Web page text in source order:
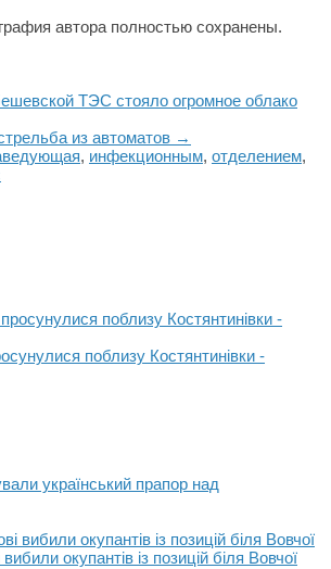
автора полностью сохранены.
ТЭС стояло огромное облако
из автоматов →
, инфекционным, отделением,
поблизу Костянтинівки -
український прапор над
вибили окупантів із позицій біля Вовчої